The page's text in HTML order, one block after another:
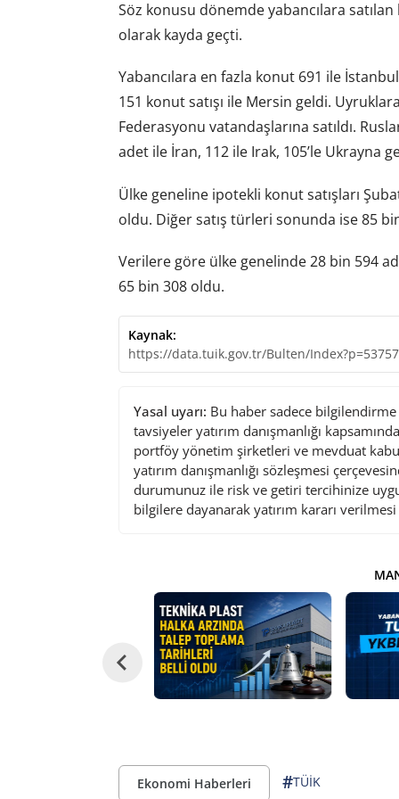
Söz konusu dönemde yabancılara satılan
olarak kayda geçti.
Yabancılara en fazla konut 691 ile
151 konut satışı ile Mersin geldi.
Federasyonu vatandaşlarına satıldı.
adet ile İran, 112 ile Irak, 105’le Ukrayna
Ülke geneline ipotekli konut satışları
oldu. Diğer satış türleri sonunda ise 85
Verilere göre ülke genelinde 28 bin 594
65 bin 308 oldu.
Kaynak:
https://data.tuik.gov.tr/Bulten/Index?p=53757
Yasal uyarı: Bu haber sadece
tavsiyeler yatırım danışmanlığı
portföy yönetim şirketleri ve mevduat
yatırım danışmanlığı sözleşmesi
durumunuz ile risk ve getiri tercihinize
bilgilere dayanarak yatırım kararı
Ekonomi Haberleri #TÜİK